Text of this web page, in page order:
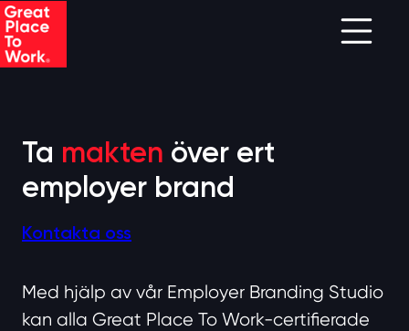
Skip to main content
Ta makten över ert
employer brand
Kontakta oss
Med hjälp av vår Employer Branding Studio
kan alla Great Place To Work-certifierade